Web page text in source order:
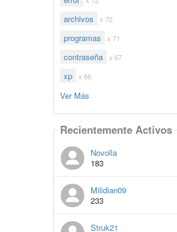
archivos x 72
programas x 71
contraseña x 67
xp x 66
Ver Más
Recientemente Activos
Novolla
183
Milidian09
233
Struk21